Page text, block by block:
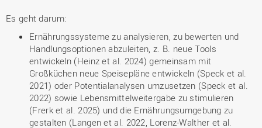
Es geht darum:
Ernährungssysteme zu analysieren, zu bewerten und
Handlungsoptionen abzuleiten, z. B. neue Tools
entwickeln (Heinz et al. 2024) gemeinsam mit
Großküchen neue Speisepläne entwickeln (Speck et al.
2021) oder Potentialanalysen umzusetzen (Speck et al.
2022) sowie Lebensmittelweitergabe zu stimulieren
(Frerk et al. 2025) und die Ernährungsumgebung zu
gestalten (Langen et al. 2022, Lorenz-Walther et al.